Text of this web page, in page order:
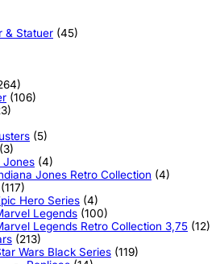
& Statuer (45)
(106)
(5)
(3)
Jones (4)
Jones Retro Collection (4)
(117)
Hero Series (4)
Legends (100)
Legends Retro Collection 3,75 (12)
(213)
Wars Black Series (119)